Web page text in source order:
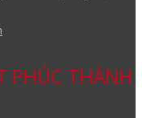
PHÚC THÀNH